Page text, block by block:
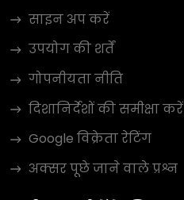
साइन अप करें
उपयोग की शर्तें
गोपनीयता नीति
दिशानिर्देशों की समीक्षा करें
Google विक्रेता रेटिंग
अक्सर पूछे जाने वाले प्रश्न